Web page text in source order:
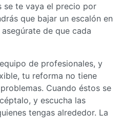
se te vaya el precio por
que bajar un escalón en
de que cada
de profesionales, y
tu reforma no tiene
Cuando éstos se
y escucha las
tengas alrededor. La